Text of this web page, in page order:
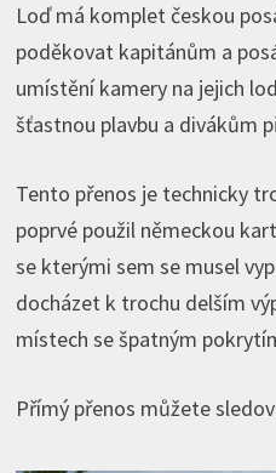
Loď má komplet českou
poděkovat kapitánům a
umístění kamery na jejich
šťastnou plavbu a divákům
Tento přenos je technicky
poprvé použil německou
se kterými sem se musel
docházet k trochu delším
místech se špatným
Přímý přenos můžete